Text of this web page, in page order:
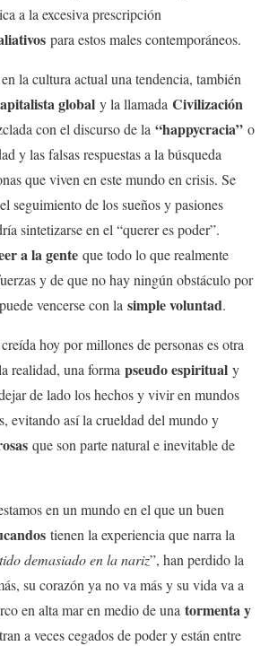
a la excesiva prescripción
para estos males contemporáneos.
la cultura actual una tendencia, también
global y la llamada Civilización
con el discurso de la “happycracia” o
y las falsas respuestas a la búsqueda
que viven en este mundo en crisis. Se
seguimiento de los sueños y pasiones
sintetizarse en el “querer es poder”.
a la gente que todo lo que realmente
y de que no hay ningún obstáculo por
vencerse con la simple voluntad.
hoy por millones de personas es otra
realidad, una forma pseudo espiritual y
de lado los hechos y vivir en mundos
evitando así la crueldad del mundo y
que son parte natural e inevitable de
en un mundo en el que un buen
tienen la experiencia que narra la
demasiado en la nariz”, han perdido la
su corazón ya no va más y su vida va a
en alta mar en medio de una tormenta y
a veces cegados de poder y están entre